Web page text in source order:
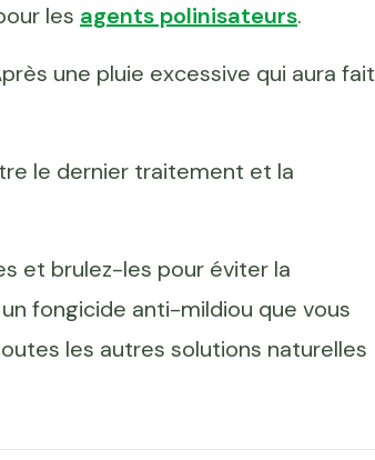
les agents polinisateurs.
une pluie excessive qui aura fait
le dernier traitement et la
et brulez-les pour éviter la
fongicide anti-mildiou que vous
les autres solutions naturelles